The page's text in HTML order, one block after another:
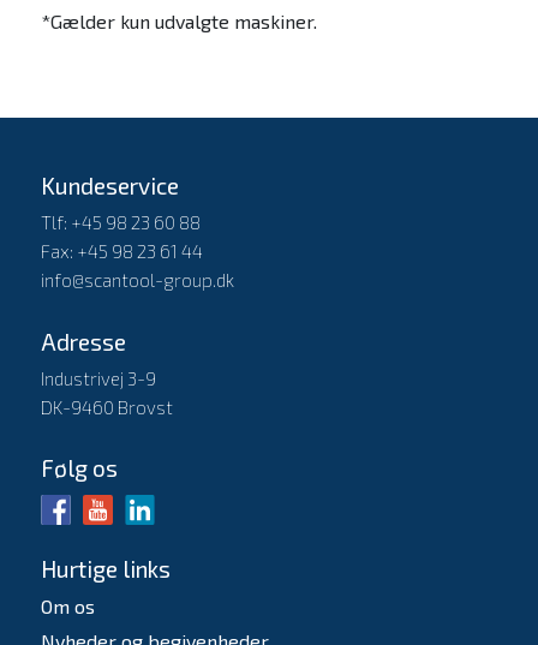
*Gælder kun udvalgte maskiner.
Kundeservice
Tlf: +45 98 23 60 88
Fax: +45 98 23 61 44
info@scantool-group.dk
Adresse
Industrivej 3-9
DK-9460 Brovst
Følg os
Hurtige links
Om os